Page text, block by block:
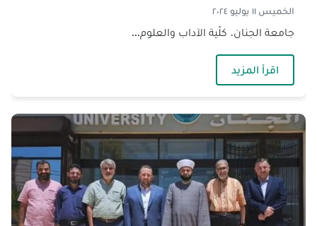
الخميس ١١ يوليو ٢٠٢٤
جامعة الجنان، كلّية الآداب والعلوم...
اقرأ المزيد— طلاب دراسات عليا من الجامعة اللبنانية في